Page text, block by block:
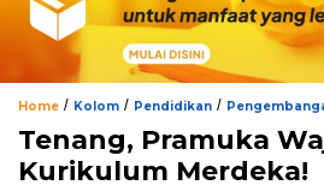
Home / Kolom / Pendidikan /
Tenang, Pramuka
Kurikulum Merdeka!